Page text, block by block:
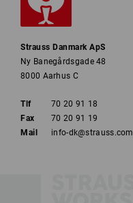
Strauss Danmark ApS
Ny Banegårdsgade 48
8000 Aarhus C
Tlf
70 20 91 18
Fax
70 20 91 19
Mail
info-dk@strauss.com